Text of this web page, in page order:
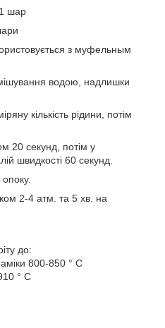
шар
з муфельным
водою, надлишки
кількість рідини, потім
20 секунд, потім у
швидкості 60 секунд.
2-4 атм. та 5 хв. на
до:
800-850 ° С
° С